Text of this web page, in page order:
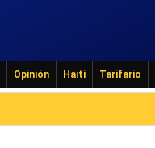
Opinión Haití Tarifario